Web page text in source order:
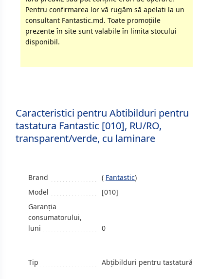
Pentru confirmarea lor vă rugăm să apelati la un
consultant Fantastic.md. Toate promoţiile
prezente în site sunt valabile în limita stocului
disponibil.
Caracteristici pentru Abtibilduri pentru
tastatura Fantastic [010], RU/RO,
transparent/verde, cu laminare
Brand ( Fantastic)
Model
[010]
Garanția
consumatorului,
luni
0
Tip Abţibilduri pentru tastatură